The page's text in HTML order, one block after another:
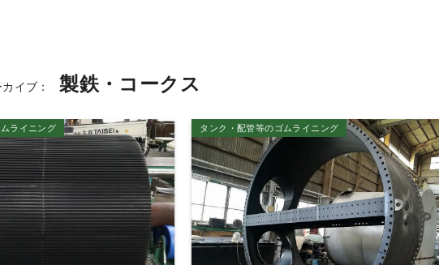
イブ： 製鉄・コークス
ライニング タンク・配管等のゴムライニング